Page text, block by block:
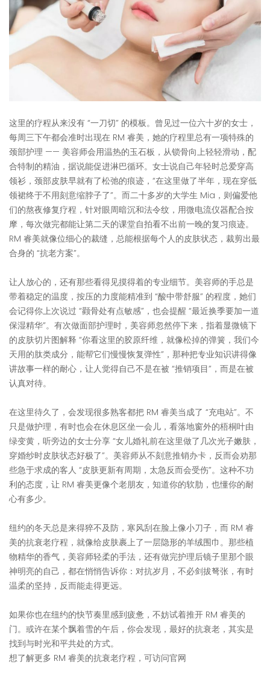
这里的疗程从来没有 “一刀切” 的模板。曾见过一位六十岁的女士，
每周三下午都会准时出现在 RM 睿美，她的疗程里总有一项特殊的
颈部护理 —— 美容师会用温热的玉石板，从锁骨向上轻轻滑动，配
合特制的精油，据说能促进淋巴循环。女士说自己年轻时总爱穿高
领衫，颈部皮肤早就有了松弛的痕迹，“在这里做了半年，现在穿低
领裙终于不用刻意缩脖子了”。而二十多岁的大学生 Mia，则偏爱他
们的熬夜修复疗程，针对眼周暗沉和法令纹，用微电流仪器配合按
摩，每次做完都能让第二天的课堂自拍看不出前一晚的复习痕迹。
RM 睿美就像位细心的裁缝，总能根据每个人的皮肤状态，裁剪出最
合身的 “抗老方案”。​
让人放心的，还有那些看得见摸得着的专业细节。美容师的手总是
带着稳定的温度，按压的力度能精准到 “酸中带舒服” 的程度，她们
会记得你上次说过 “颧骨处有点敏感”，也会提醒 “最近换季要加一道
保湿精华”。有次做面部护理时，美容师忽然停下来，指着显微镜下
的皮肤切片图解释 “你看这里的胶原纤维，就像松掉的弹簧，我们今
天用的肽类成分，能帮它们慢慢恢复弹性”，那种把专业知识讲得像
讲故事一样的耐心，让人觉得自己不是在被 “推销项目”，而是在被
认真对待。​
在这里待久了，会发现很多熟客都把 RM 睿美当成了 “充电站”。不
只是做护理，有时也会在休息区坐一会儿，看落地窗外的梧桐叶由
绿变黄，听旁边的女士分享 “女儿婚礼前在这里做了几次光子嫩肤，
穿婚纱时皮肤状态好极了”。美容师从不刻意推销办卡，反而会劝那
些急于求成的客人 “皮肤更新有周期，太急反而会受伤”。这种不功
利的态度，让 RM 睿美更像个老朋友，知道你的软肋，也懂你的耐
心有多少。​
纽约的冬天总是来得猝不及防，寒风刮在脸上像小刀子，而 RM 睿
美的抗衰老疗程，就像给皮肤裹上了一层隐形的羊绒围巾。那些植
物精华的香气，美容师轻柔的手法，还有做完护理后镜子里那个眼
神明亮的自己，都在悄悄告诉你：对抗岁月，不必剑拔弩张，有时
温柔的坚持，反而能走得更远。​
如果你也在纽约的快节奏里感到疲惫，不妨试着推开 RM 睿美的
门。或许在某个飘着雪的午后，你会发现，最好的抗衰老，其实是
找到与时光和平共处的方式。​
想了解更多 RM 睿美的抗衰老疗程，可访问官网